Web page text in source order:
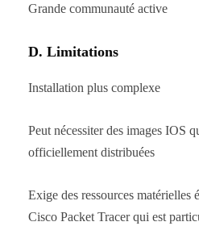
Grande communauté active
D. Limitations
Installation plus complexe
Peut nécessiter des images IOS
officiellement distribuées
Exige des ressources matérielles
Cisco Packet Tracer qui est